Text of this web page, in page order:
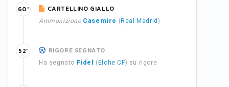
CARTELLINO GIALLO
Ammonizione Casemiro ( Real Madrid )
60'
RIGORE SEGNATO
Ha segnato Fidel ( Elche CF) su rigore
52'